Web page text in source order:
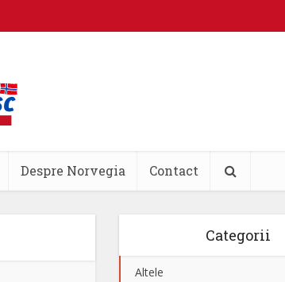
Despre Norvegia Contact
Categorii
Altele